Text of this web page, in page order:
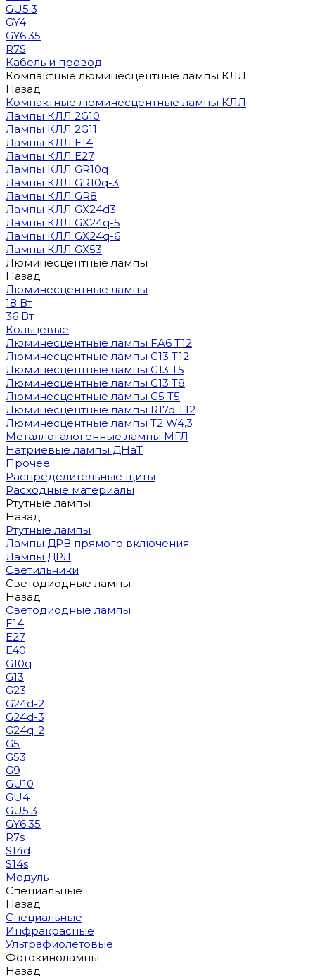
GU5.3
GY4
GY6.35
R7S
Кабель и провод
Компактные люминесцентные лампы КЛЛ
Назад
Компактные люминесцентные лампы КЛЛ
Лампы КЛЛ 2G10
Лампы КЛЛ 2G11
Лампы КЛЛ E14
Лампы КЛЛ E27
Лампы КЛЛ GR10q
Лампы КЛЛ GR10q-3
Лампы КЛЛ GR8
Лампы КЛЛ GX24d3
Лампы КЛЛ GX24q-5
Лампы КЛЛ GX24q-6
Лампы КЛЛ GX53
Люминесцентные лампы
Назад
Люминесцентные лампы
18 Вт
36 Вт
Кольцевые
Люминесцентные лампы FA6 T12
Люминесцентные лампы G13 T12
Люминесцентные лампы G13 T5
Люминесцентные лампы G13 T8
Люминесцентные лампы G5 T5
Люминесцентные лампы R17d T12
Люминесцентные лампы T2 W4,3
Металлогалогенные лампы МГЛ
Натриевые лампы ДНаТ
Прочее
Распределительные щиты
Расходные материалы
Ртутные лампы
Назад
Ртутные лампы
Лампы ДРВ прямого включения
Лампы ДРЛ
Светильники
Светодиодные лампы
Назад
Светодиодные лампы
E14
E27
E40
G10q
G13
G23
G24d-2
G24d-3
G24q-2
G5
G53
G9
GU10
GU4
GU5.3
GY6.35
R7s
S14d
S14s
Модуль
Специальные
Назад
Специальные
Инфракрасные
Ультрафиолетовые
Фотокинолампы
Назад